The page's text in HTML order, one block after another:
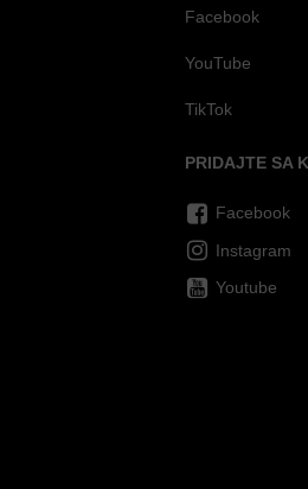
Facebook
YouTube
TikTok
PRIDAJTE SA
Facebook
Instagram
Youtube